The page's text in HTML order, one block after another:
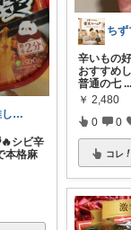
がんすけ🌈推し活×一人暮らし節約ヲタ
シビ辛
本格麻
ちず
辛いもの
おすすめ
普通の七 ...
￥ 2,480
0 0
コレ